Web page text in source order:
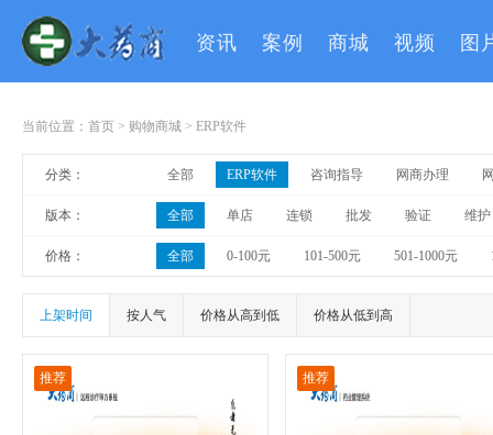
资讯 案例 商城 视频 图
当前位置： 首页> 购物商城> ERP软件
分类： 全部 ERP软件 咨询指导 网商办理
版本： 全部 单店 连锁 批发 验证 维护
价格： 全部 0-100元 101-500元 501-1000元
上架时间 按人气 价格从高到低 价格从低到高
推荐 推荐